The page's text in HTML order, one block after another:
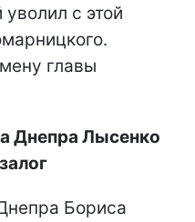
с этой
главы
Днепра Лысенко
Бориса